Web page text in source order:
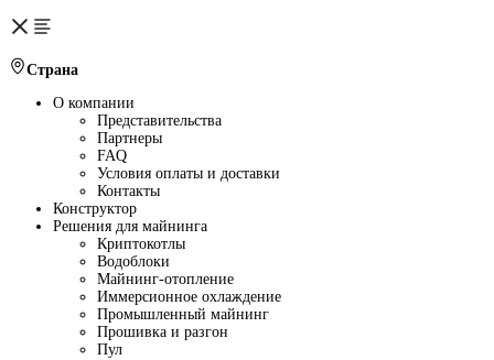
Страна
О компании
Представительства
Партнеры
FAQ
Условия оплаты и доставки
Контакты
Конструктор
Решения для майнинга
Криптокотлы
Водоблоки
Майнинг-отопление
Иммерсионное охлаждение
Промышленный майнинг
Прошивка и разгон
Пул